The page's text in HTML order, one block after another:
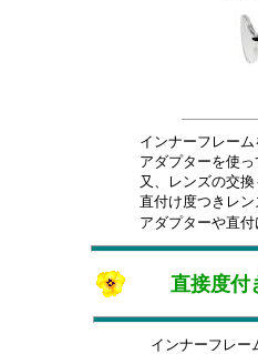
インナーフレー
アダプターを使
又、レンズの交
直付け度つきレ
アダプターや直
直接度付
インナーフレー